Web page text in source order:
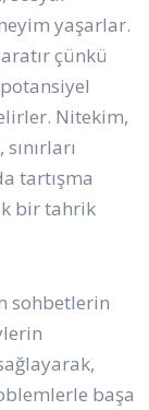
yaşarlar.
çünkü
Nitekim,
tartışma
bir tahrik
sohbetlerin
başa